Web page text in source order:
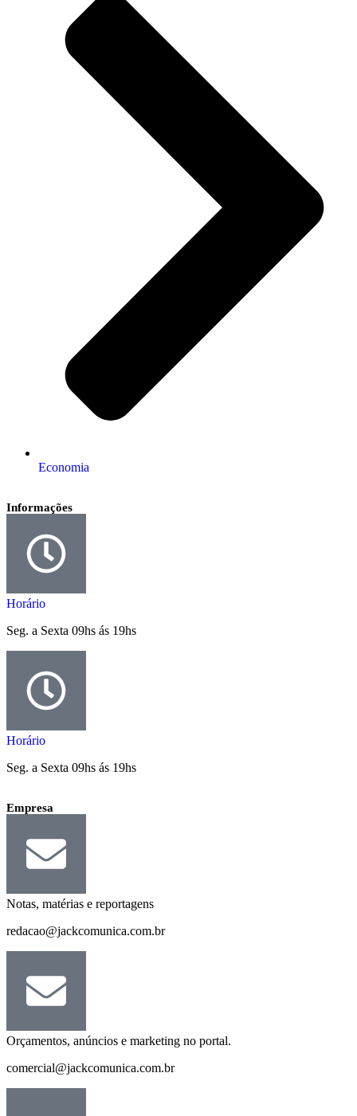
Economia
Informações
Horário
Seg. a Sexta 09hs ás 19hs
Horário
Seg. a Sexta 09hs ás 19hs
Empresa
Notas, matérias e reportagens
redacao@jackcomunica.com.br
Orçamentos, anúncios e marketing no portal.
comercial@jackcomunica.com.br